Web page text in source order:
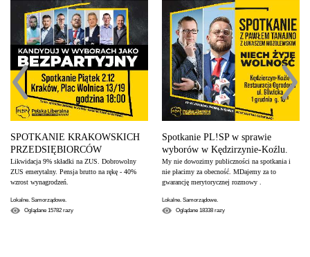
SPOTKANIE KRAKOWSKICH
PRZEDSIĘBIORCÓW
Likwidacja 9% składki na ZUS. Dobrowolny
ZUS emerytalny. Pensja brutto na rękę - 40%
wzrost wynagrodzeń.
Lokalne. Samorządowe.
Oglądane 15782 razy
Spotkanie PL!SP w sprawie
wyborów w Kędzirzynie-Koźlu.
My nie dowozimy publiczności na spotkania i
nie płacimy za obecność. MDajemy za to
gwarancję merytorycznej rozmowy .
Lokalne. Samorządowe.
Oglądane 18338 razy